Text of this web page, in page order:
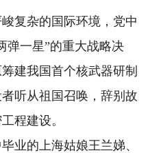
复杂的国际环境，党中
弹一星”的重大战略决
建我国首个核武器研制
听从祖国召唤，辞别故
程建设。
的上海姑娘王兰娣、